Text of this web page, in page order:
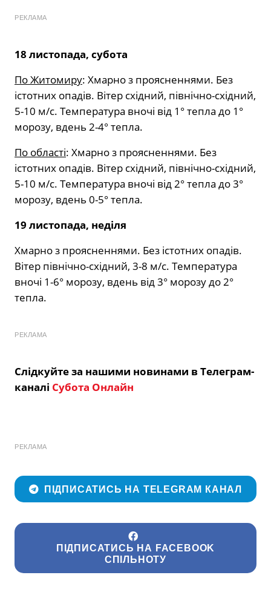
РЕКЛАМА
18 листопада, субота
По Житомиру: Хмарно з проясненнями. Без
істотних опадів. Вітер східний, північно-східний,
5-10 м/с. Температура вночі від 1° тепла до 1°
морозу, вдень 2-4° тепла.
По області: Хмарно з проясненнями. Без
істотних опадів. Вітер східний, північно-східний,
5-10 м/с. Температура вночі від 2° тепла до 3°
морозу, вдень 0-5° тепла.
19 листопада, неділя
Хмарно з проясненнями. Без істотних опадів.
Вітер північно-східний, 3-8 м/с. Температура
вночі 1-6° морозу, вдень від 3° морозу до 2°
тепла.
РЕКЛАМА
Слідкуйте за нашими новинами в Телеграм-
каналі Субота Онлайн
РЕКЛАМА
ПІДПИСАТИСЬ НА TELEGRAM КАНАЛ
ПІДПИСАТИСЬ НА FACEBOOK
СПІЛЬНОТУ